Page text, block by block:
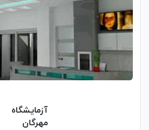
آزمایشگاه
مهرگان